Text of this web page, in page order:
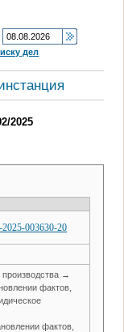
дел
2025
003630-20
производства →
фактов,
фактов,